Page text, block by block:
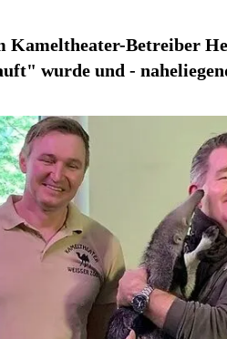
Kameltheater-Betreiber
wurde und -